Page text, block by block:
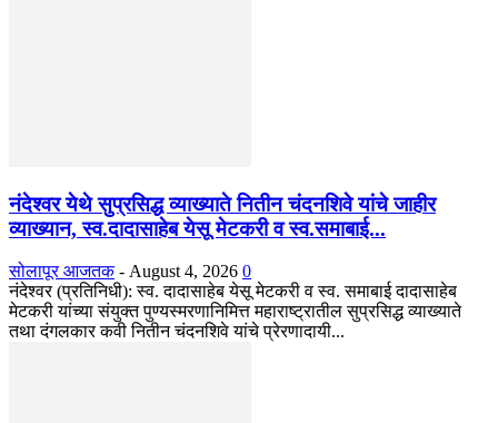
नंदेश्वर येथे सुप्रसिद्ध व्याख्याते नितीन चंदनशिवे यांचे जाहीर
व्याख्यान, स्व.दादासाहेब येसू मेटकरी व स्व.समाबाई...
सोलापूर आजतक - August 4, 2026 0
नंदेश्वर (प्रतिनिधी): स्व. दादासाहेब येसू मेटकरी व स्व. समाबाई दादासाहेब
मेटकरी यांच्या संयुक्त पुण्यस्मरणानिमित्त महाराष्ट्रातील सुप्रसिद्ध व्याख्याते
तथा दंगलकार कवी नितीन चंदनशिवे यांचे प्रेरणादायी...